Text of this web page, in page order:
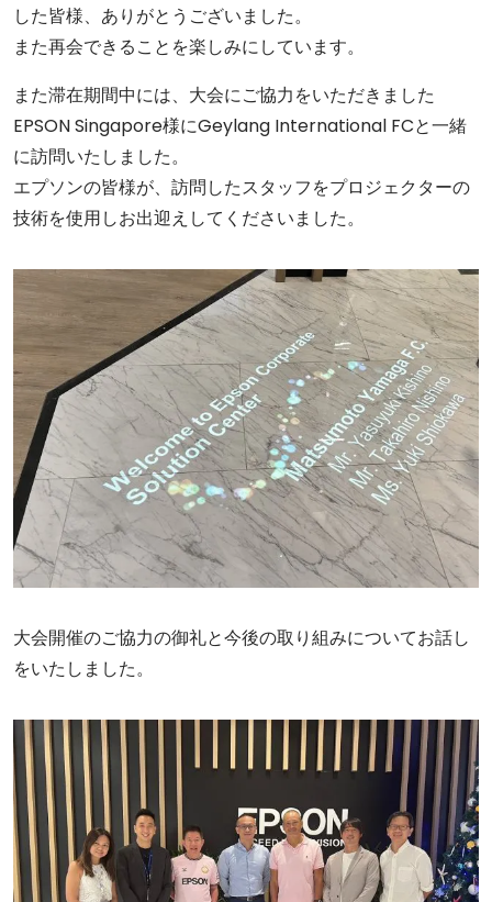
した皆様、ありがとうございました。
また再会できることを楽しみにしています。
また滞在期間中には、大会にご協力をいただきました
EPSON Singapore様にGeylang International FCと一緒
に訪問いたしました。
エプソンの皆様が、訪問したスタッフをプロジェクターの
技術を使用しお出迎えしてくださいました。
大会開催のご協力の御礼と今後の取り組みについてお話し
をいたしました。